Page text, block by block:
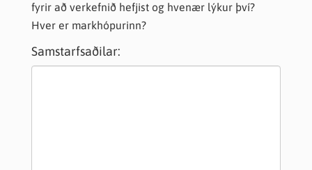
fyrir að verkefnið hefjist og hvenær lýkur því?
Hver er markhópurinn?
Samstarfsaðilar: